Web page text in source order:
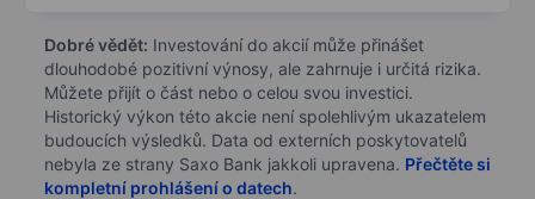
Dobré vědět: Investování do akcií může přinášet
dlouhodobé pozitivní výnosy, ale zahrnuje i určitá rizika.
Můžete přijít o část nebo o celou svou investici.
Historický výkon této akcie není spolehlivým ukazatelem
budoucích výsledků. Data od externích poskytovatelů
nebyla ze strany Saxo Bank jakkoli upravena. Přečtěte si
kompletní prohlášení o datech.